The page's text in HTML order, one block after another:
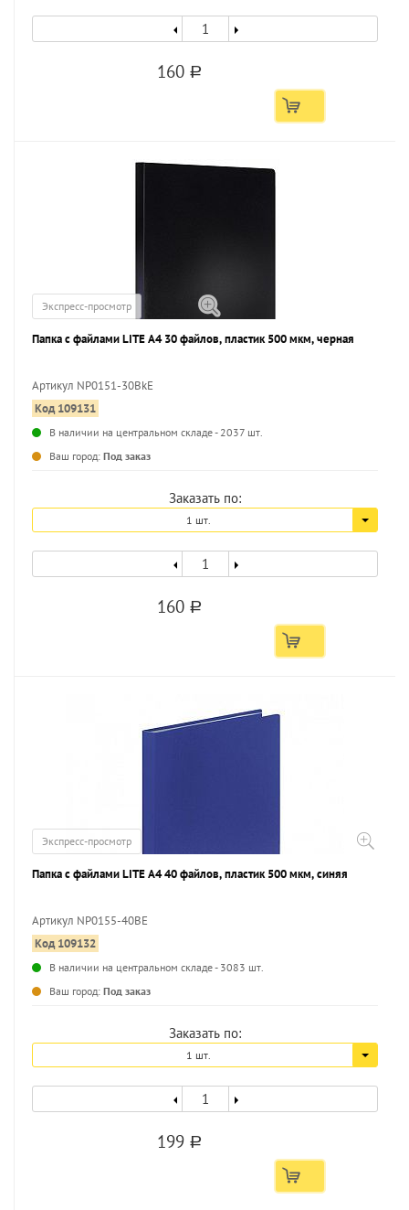
160 a
Экспресс-просмотр
Папка с файлами LITE А4 30 файлов, пластик 500 мкм, черная
Артикул NP0151-30BkE
Код 109131
В наличии на центральном складе - 2037 шт.
Ваш город: Под заказ
Заказать по:
1 шт.
160 a
Экспресс-просмотр
Папка с файлами LITE А4 40 файлов, пластик 500 мкм, синяя
Артикул NP0155-40BE
Код 109132
В наличии на центральном складе - 3083 шт.
Ваш город: Под заказ
Заказать по:
1 шт.
199 a